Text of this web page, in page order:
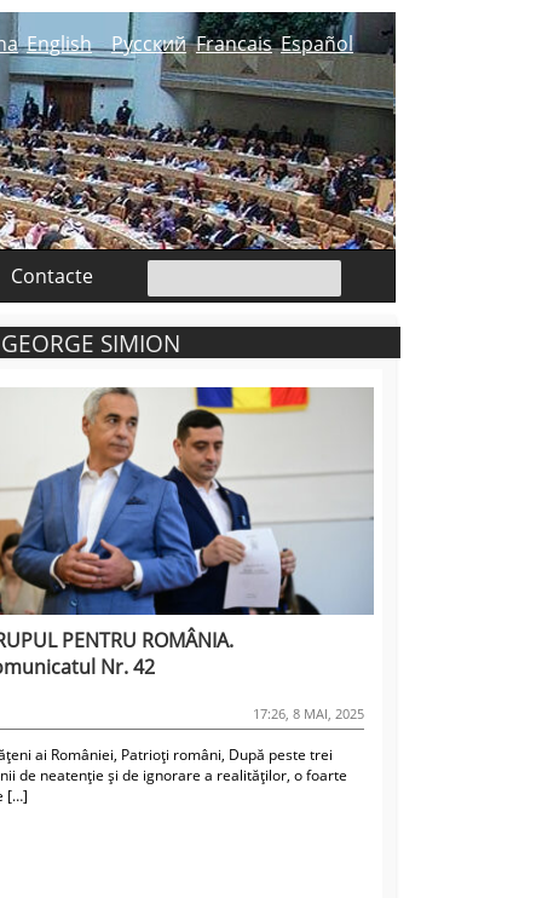
English Русский Francais Español
Contacte
SIMION
PENTRU ROMÂNIA.
Nr. 42
17:26, 8 MAI, 2025
ai României, Patrioți români, După peste trei
de neatenție și de ignorare a realităților, o foarte
[…]